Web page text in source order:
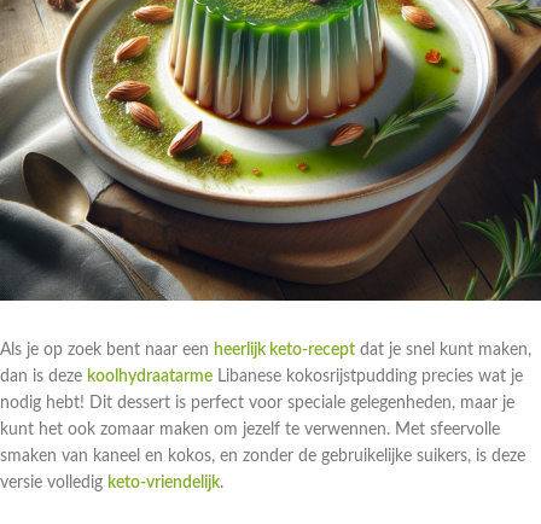
Als je op zoek bent naar een heerlijk keto-recept dat je snel kunt maken,
dan is deze koolhydraatarme Libanese kokosrijstpudding precies wat je
nodig hebt! Dit dessert is perfect voor speciale gelegenheden, maar je
kunt het ook zomaar maken om jezelf te verwennen. Met sfeervolle
smaken van kaneel en kokos, en zonder de gebruikelijke suikers, is deze
versie volledig keto-vriendelijk.